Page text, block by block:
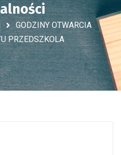
GODZINY OTWARCIA
PRZEDSZKOLA